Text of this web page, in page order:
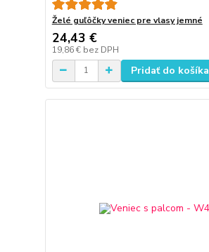
Želé guľôčky veniec pre vlasy jemné
24,43 €
19,86 € bez DPH
Pridať do košíka